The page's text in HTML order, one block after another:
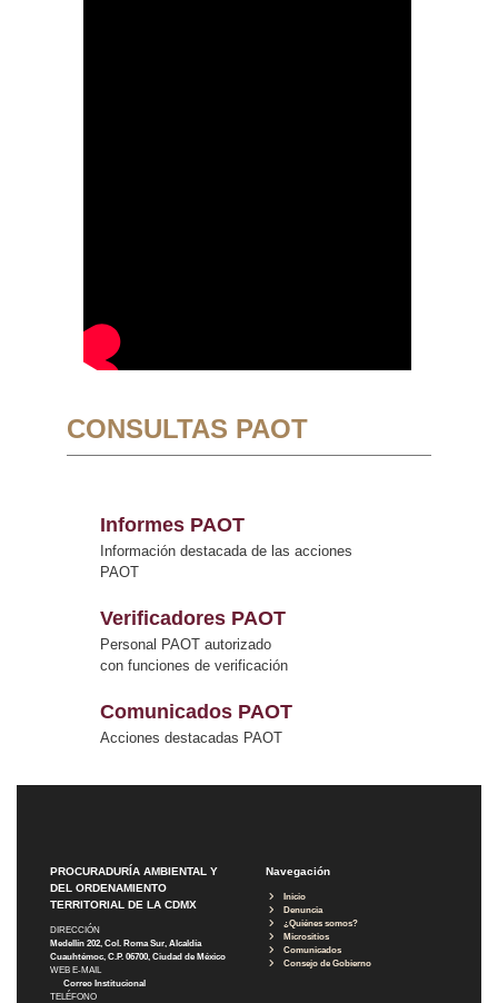
CONSULTAS PAOT
Informes PAOT
Información destacada de las acciones
PAOT
Verificadores PAOT
Personal PAOT autorizado
con funciones de verificación
Comunicados PAOT
Acciones destacadas PAOT
PROCURADURÍA AMBIENTAL Y
DEL ORDENAMIENTO
TERRITORIAL DE LA CDMX
DIRECCIÓN
Medellín 202, Col. Roma Sur, Alcaldía
Cuauhtémoc, C.P. 06700, Ciudad de México
WEB E-MAIL
Correo Institucional
TELÉFONO
Navegación
Inicio
Denuncia
¿Quiénes somos?
Micrositios
Comunicados
Consejo de Gobierno